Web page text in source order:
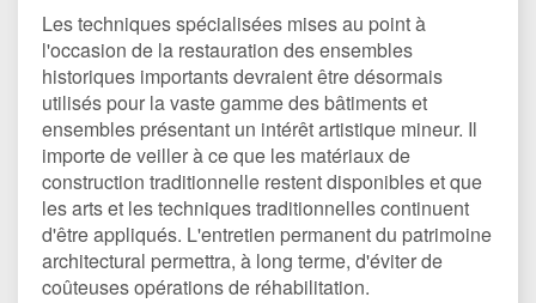
Les techniques spécialisées mises au point à
l'occasion de la restauration des ensembles
historiques importants devraient être désormais
utilisés pour la vaste gamme des bâtiments et
ensembles présentant un intérêt artistique mineur. Il
importe de veiller à ce que les matériaux de
construction traditionnelle restent disponibles et que
les arts et les techniques traditionnelles continuent
d'être appliqués. L'entretien permanent du patrimoine
architectural permettra, à long terme, d'éviter de
coûteuses opérations de réhabilitation.